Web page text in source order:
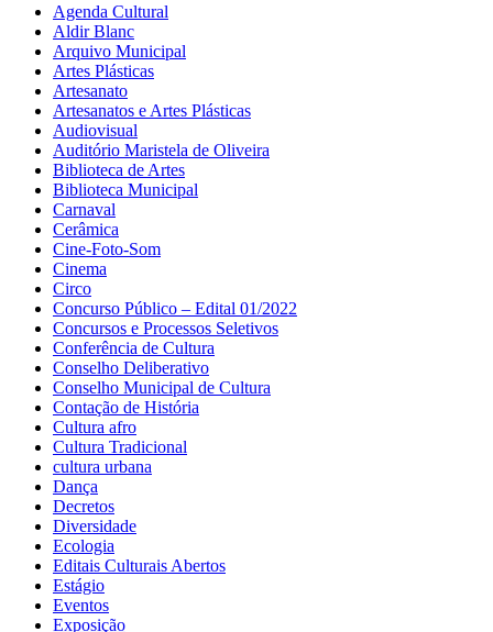
Agenda Cultural
Aldir Blanc
Arquivo Municipal
Artes Plásticas
Artesanato
Artesanatos e Artes Plásticas
Audiovisual
Auditório Maristela de Oliveira
Biblioteca de Artes
Biblioteca Municipal
Carnaval
Cerâmica
Cine-Foto-Som
Cinema
Circo
Concurso Público – Edital 01/2022
Concursos e Processos Seletivos
Conferência de Cultura
Conselho Deliberativo
Conselho Municipal de Cultura
Contação de História
Cultura afro
Cultura Tradicional
cultura urbana
Dança
Decretos
Diversidade
Ecologia
Editais Culturais Abertos
Estágio
Eventos
Exposição